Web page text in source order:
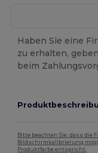
Haben Sie eine
zu erhalten,
beim
Bitte beachten Sie, dass die
Bildschirmkalibrierung
Produktfarbe entspricht.